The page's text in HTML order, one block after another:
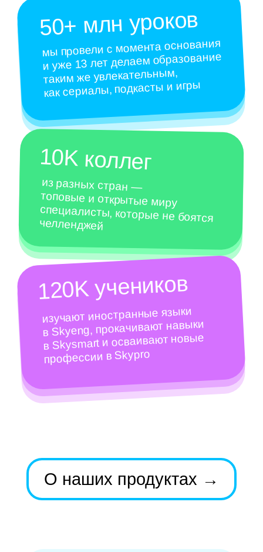
в Skyeng, прокачивают навыки
в Skysmart и осваивают новые
профессии в Skypro
О наших продуктах →
Больше о нашей
жизни